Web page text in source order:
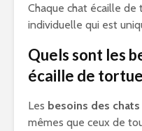
Chaque chat écaille
individuelle qui est
Quels sont les
écaille de
Les besoins des
mêmes que ceux de